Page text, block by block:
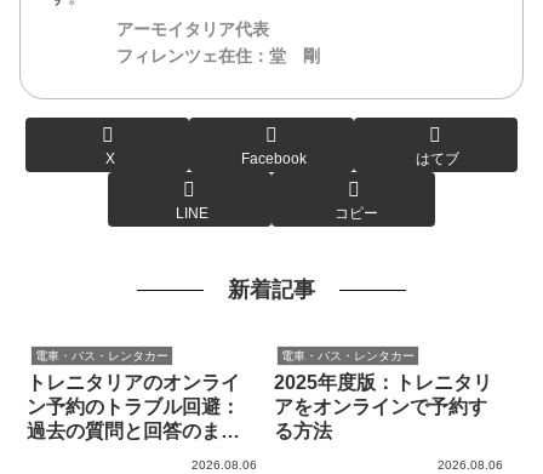
堂
アーモイタリア代表
フィレンツェ在住：堂 剛
X Facebook はてブ
LINE コピー
新着記事
電車・バス・レンタカー
トレニタリアのオンライ
ン予約のトラブル回避：
過去の質問と回答のまと
2026.08.06
電車・バス・レンタカー
2025年度版：トレニタリ
アをオンラインで予約す
る方法
2026.08.06